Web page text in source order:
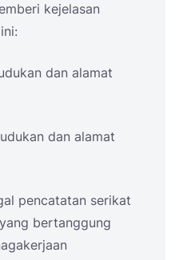
kejelasan
dan alamat
dan alamat
pencatatan serikat
bertanggung